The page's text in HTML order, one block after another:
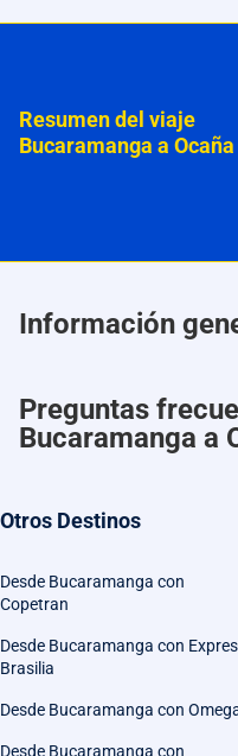
Resumen del viaje
Bucaramanga a Ocaña
Información
Preguntas
Bucaramanga a
Otros Destinos
Desde Bucaramanga con
Copetran
Desde Bucaramanga con
Brasilia
Desde Bucaramanga con
Desde Bucaramanga con